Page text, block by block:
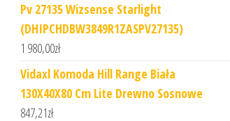
Pv 27135 Wizsense Starlight
(DHIPCHDBW3849R1ZASPV27135)
1 980,00zł
Vidaxl Komoda Hill Range Biała
130X40X80 Cm Lite Drewno Sosnowe
847,21zł